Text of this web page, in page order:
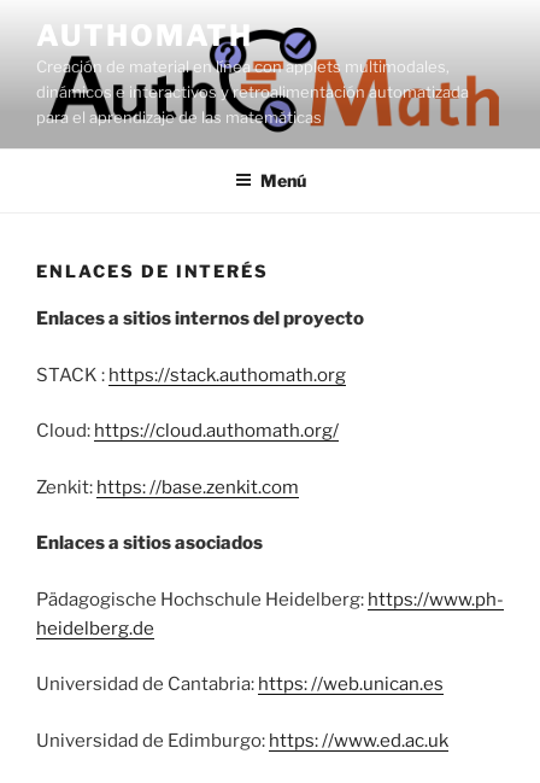
contenido
AUTHOMATH
Creación de material en línea con applets multimodales,
dinámicos e interactivos y retroalimentación automatizada
para el aprendizaje de las matemáticas
Menú
ENLACES DE INTERÉS
Enlaces a sitios internos del proyecto
STACK : https://stack.authomath.org
Cloud: https://cloud.authomath.org/
Zenkit: https: //base.zenkit.com
Enlaces a sitios asociados
Pädagogische Hochschule Heidelberg: https://www.ph-
heidelberg.de
Universidad de Cantabria: https: //web.unican.es
Universidad de Edimburgo: https: //www.ed.ac.uk